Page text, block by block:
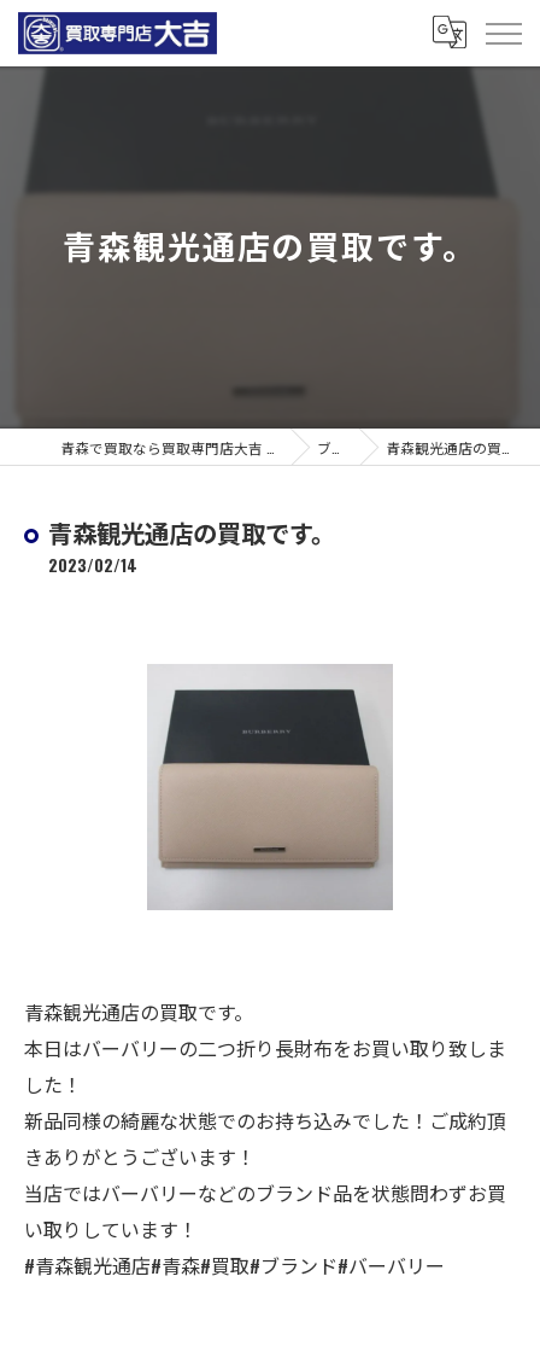
青森観光通店の買取です。
ブログ 青森観光通店の買取です。
青森観光通店の買取です。
2023/02/14
青森観光通店の買取です。
本日はバーバリーの二つ折り長財布をお買い取り致しま
した！
新品同様の綺麗な状態でのお持ち込みでした！ご成約頂
きありがとうございます！
当店ではバーバリーなどのブランド品を状態問わずお買
い取りしています！
#青森観光通店#青森#買取#ブランド#バーバリー